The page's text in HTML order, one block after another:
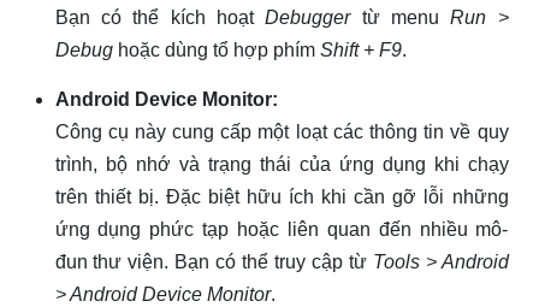
Bạn có thể kích hoạtDebuggertừ menuRun >
Debughoặc dùng tổ hợp phím Shift + F9.
Android Device Monitor:
Công cụ này cung cấp một loạt các thông tin về quy
trình, bộ nhớ và trạng thái của ứng dụng khi chạy
trên thiết bị. Đặc biệt hữu ích khi cần gỡ lỗi những
ứng dụng phức tạp hoặc liên quan đến nhiều mô-
đun thư viện. Bạn có thể truy cập từ Tools > Android
> Android Device Monitor.